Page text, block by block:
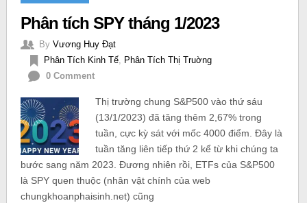
Phân tích SPY tháng 1/2023
By Vương Huy Đạt
Phân Tích Kinh Tế, Phân Tích Thị Truờng
0 Comment
Thị trường chung S&P500 vào thứ sáu
(13/1/2023) đã tăng thêm 2,67% trong
tuần, cực kỳ sát với mốc 4000 điểm. Đây là
tuần tăng liên tiếp thứ 2 kể từ khi chúng ta
bước sang năm 2023. Đương nhiên rồi, ETFs của S&P500
là SPY quen thuộc (nhân vật chính của web
chungkhoanphaisinh.net) cũng